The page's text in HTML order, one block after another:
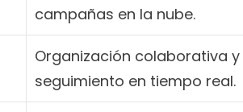
campañas en la nube.
Organización colaborativa y
seguimiento en tiempo real.